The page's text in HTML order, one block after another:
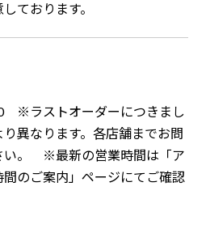
ております。
※ラストオーダーにつきまし
異なります。各店舗までお問
い。 ※最新の営業時間は「ア
間のご案内」ページにてご確認